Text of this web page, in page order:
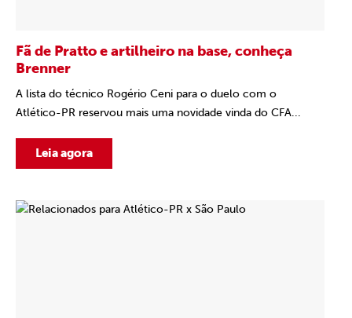
Fã de Pratto e artilheiro na base, conheça
Brenner
A lista do técnico Rogério Ceni para o duelo com o
Atlético-PR reservou mais uma novidade vinda do CFA...
Leia agora